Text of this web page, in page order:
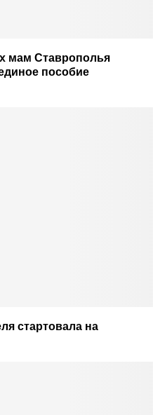
мам Ставрополья
пособие
стартовала на